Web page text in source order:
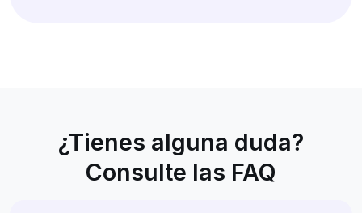
¿Tienes alguna duda?
Consulte las FAQ